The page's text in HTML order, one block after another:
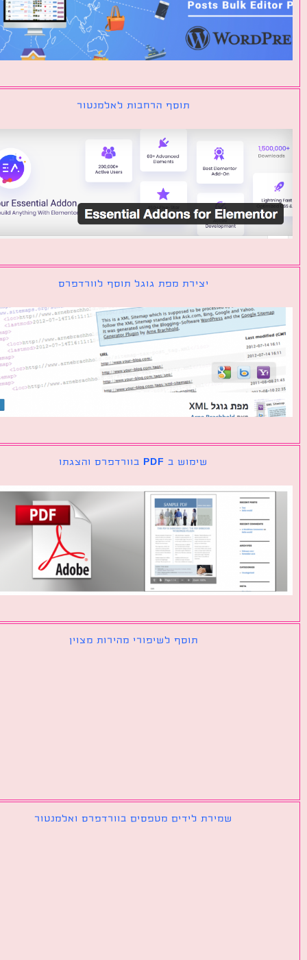
תוסף הרחבות לאלמנטור
יצירת מפת גוגל תוסף לוורדפרס
שימוש ב PDF בוורדפרס והצגתו
תוסף לשיפורי מהירות מצוין
שמירת לידים מטפסים בוורדפרס ואלמנטור